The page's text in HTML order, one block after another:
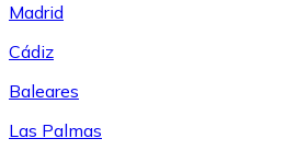
Madrid
Cádiz
Baleares
Las Palmas